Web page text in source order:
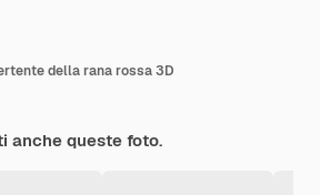
della rana rossa 3D
anche queste foto.